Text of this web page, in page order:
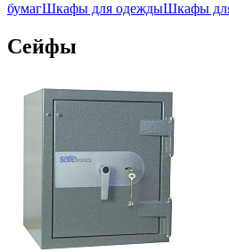
бумагШкафы для одеждыШкафы
Сейфы